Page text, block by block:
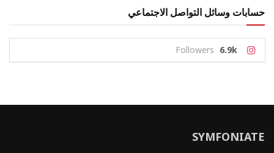
حسابات وسائل التواصل الاجتماعي
6.9k
Followers
SYMFONIATE